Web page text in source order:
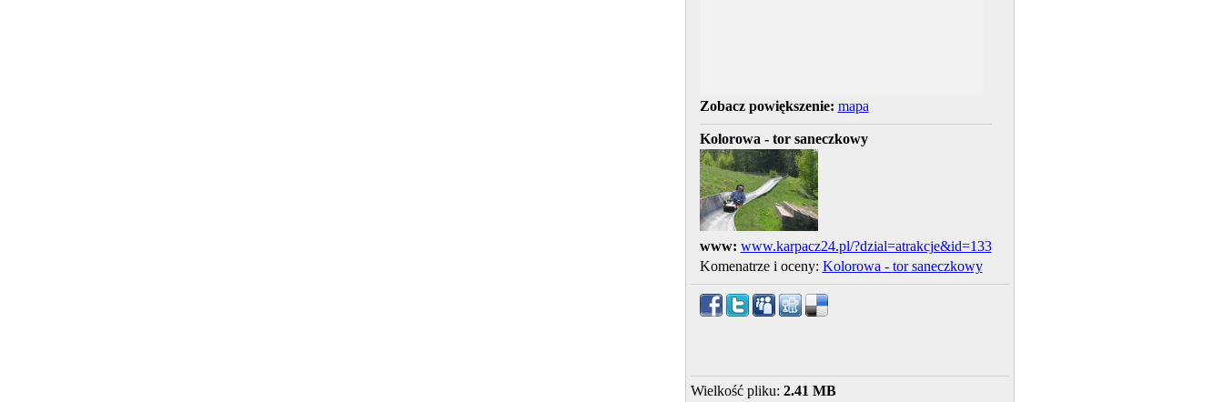
Zobacz powiększenie: mapa
Kolorowa - tor saneczkowy
www: www.karpacz24.pl/?dzial=atrakcje&id=133
Komenatrze i oceny: Kolorowa - tor saneczkowy
Wielkość pliku: 2.41 MB